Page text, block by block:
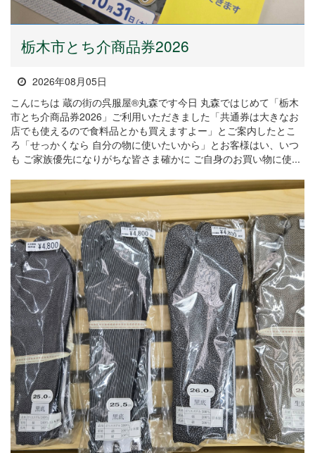
栃木市とち介商品券2026
2026年08月05日
こんにちは 蔵の街の呉服屋®丸森です今日 丸森ではじめて「栃木
市とち介商品券2026」ご利用いただきました「共通券は大きなお
店でも使えるので食料品とかも買えますよー」とご案内したとこ
ろ「せっかくなら 自分の物に使いたいから」とお客様はい、いつ
も ご家族優先になりがちな皆さま確かに ご自身のお買い物に使...